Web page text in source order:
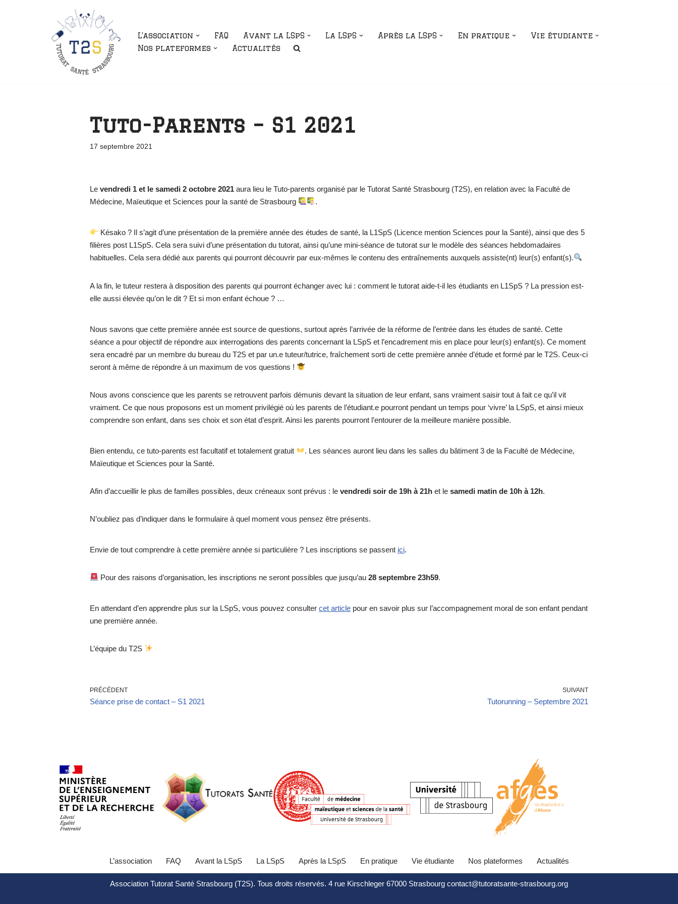
L’association FAQ Avant la LSpS La LSpS Après la LSpS En pratique
Vie étudiante
Nos plateformes
Actualités
Tuto-Parents – S1 2021
17 septembre 2021
Levendredi 1 et le samedi 2 octobre 2021 aura lieu le Tuto-parents organisé par le Tutorat Santé Strasbourg (T2S), en relation avec la Faculté de
Médecine, Maïeutique et Sciences pour la santé de Strasbourg
.
Késako ? Il s’agit d’une présentation de la première année des études de santé, la L1SpS (Licence mention Sciences pour la Santé), ainsi que des 5
filières post L1SpS. Cela sera suivi d’une présentation du tutorat, ainsi qu’une mini-séance de tutorat sur le modèle des séances hebdomadaires
habituelles. Cela sera dédié aux parents qui pourront découvrir par eux-mêmes le contenu des entraînements auxquels assiste(nt) leur(s) enfant(s).
A la fin, le tuteur restera à disposition des parents qui pourront échanger avec lui : comment le tutorat aide-t-il les étudiants en L1SpS ? La pression est-
elle aussi élevée qu’on le dit ? Et si mon enfant échoue ? …
Nous savons que cette première année est source de questions, surtout après l’arrivée de la réforme de l’entrée dans les études de santé. Cette
séance a pour objectif de répondre aux interrogations des parents concernant la LSpS et l’encadrement mis en place pour leur(s) enfant(s). Ce moment
sera encadré par un membre du bureau du T2S et par un.e tuteur/tutrice, fraîchement sorti de cette première année d’étude et formé par le T2S. Ceux-ci
seront à même de répondre à un maximum de vos questions !
Nous avons conscience que les parents se retrouvent parfois démunis devant la situation de leur enfant, sans vraiment saisir tout à fait ce qu’il vit
vraiment. Ce que nous proposons est un moment privilégié où les parents de l’étudiant.e pourront pendant un temps pour ‘vivre’ la LSpS, et ainsi mieux
comprendre son enfant, dans ses choix et son état d’esprit. Ainsi les parents pourront l’entourer de la meilleure manière possible.
Bien entendu, ce tuto-parents est facultatif et totalement gratuit
. Les séances auront lieu dans les salles du bâtiment 3 de la Faculté de Médecine,
Maïeutique et Sciences pour la Santé.
Afin d’accueillir le plus de familles possibles, deux créneaux sont prévus : le vendredi soir de 19h à 21h et le samedi matin de 10h à 12h.
N’oubliez pas d’indiquer dans le formulaire à quel moment vous pensez être présents.
Envie de tout comprendre à cette première année si particulière ? Les inscriptions se passent ici.
Pour des raisons d’organisation, les inscriptions ne seront possibles que jusqu’au28 septembre 23h59.
En attendant d’en apprendre plus sur la LSpS, vous pouvez consultercet article pour en savoir plus sur l’accompagnement moral de son enfant pendant
une première année.
L’équipe du T2S
PRÉCÉDENT
Séance prise de contact – S1 2021
SUIVANT
Tutorunning – Septembre 2021
L’association FAQ Avant la LSpS La LSpS Après la LSpS En pratique Vie étudiante Nos plateformes Actualités
Association Tutorat Santé Strasbourg (T2S). Tous droits réservés. 4 rue Kirschleger 67000 Strasbourg contact@tutoratsante-strasbourg.org